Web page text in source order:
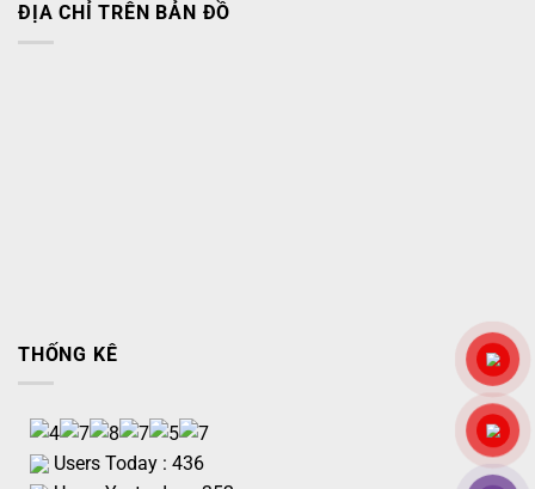
ĐỊA CHỈ TRÊN BẢN ĐỒ
THỐNG KÊ
Users Today : 436